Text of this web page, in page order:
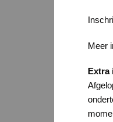
Meer
Extra